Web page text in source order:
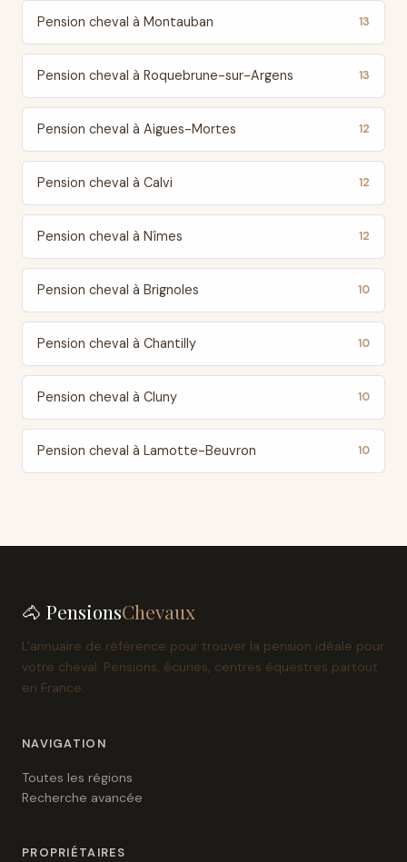
Pension cheval à Montauban 13
Pension cheval à Roquebrune-sur-Argens 13
Pension cheval à Aigues-Mortes 12
Pension cheval à Calvi 12
Pension cheval à Nîmes 12
Pension cheval à Brignoles 10
Pension cheval à Chantilly 10
Pension cheval à Cluny 10
Pension cheval à Lamotte-Beuvron 10
🐴 PensionsChevaux
L'annuaire de référence pour trouver la pension idéale pour
votre cheval. Pensions, écuries, centres équestres partout
en France.
NAVIGATION
Toutes les régions
Recherche avancée
PROPRIÉTAIRES